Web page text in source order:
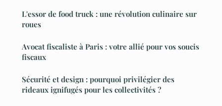
L'essor de food truck : une révolution culinaire sur
roues
Avocat fiscaliste à Paris : votre allié pour vos soucis
fiscaux
Sécurité et design : pourquoi privilégier des
rideaux ignifugés pour les collectivités ?